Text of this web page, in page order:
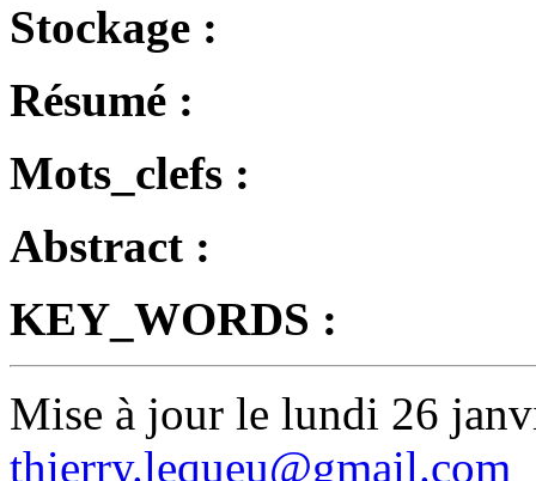
Stockage :
Résumé :
Mots_clefs :
Abstract :
KEY_WORDS :
Mise à jour le lundi 26
thierry.lequeu@gmail.com